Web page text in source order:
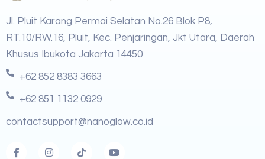
Jl. Pluit Karang Permai Selatan No.26 Blok P8,
RT.10/RW.16, Pluit, Kec. Penjaringan, Jkt Utara, Daerah
Khusus Ibukota Jakarta 14450
+62 852 8383 3663
+62 851 1132 0929
contactsupport@nanoglow.co.id